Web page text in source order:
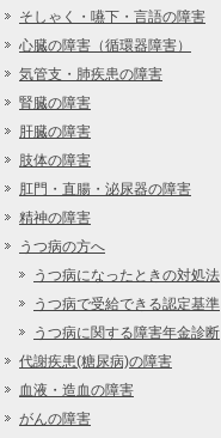
そしゃく・嚥下・言語の障害
心臓の障害（循環器障害）
気管支・肺疾患の障害
腎臓の障害
肝臓の障害
肢体の障害
肛門・直腸・泌尿器の障害
精神の障害
うつ病の方へ
うつ病になったときの対処法
うつ病で受給できる認定基準
うつ病に関する障害年金診断
代謝疾患(糖尿病)の障害
血液・造血の障害
がんの障害